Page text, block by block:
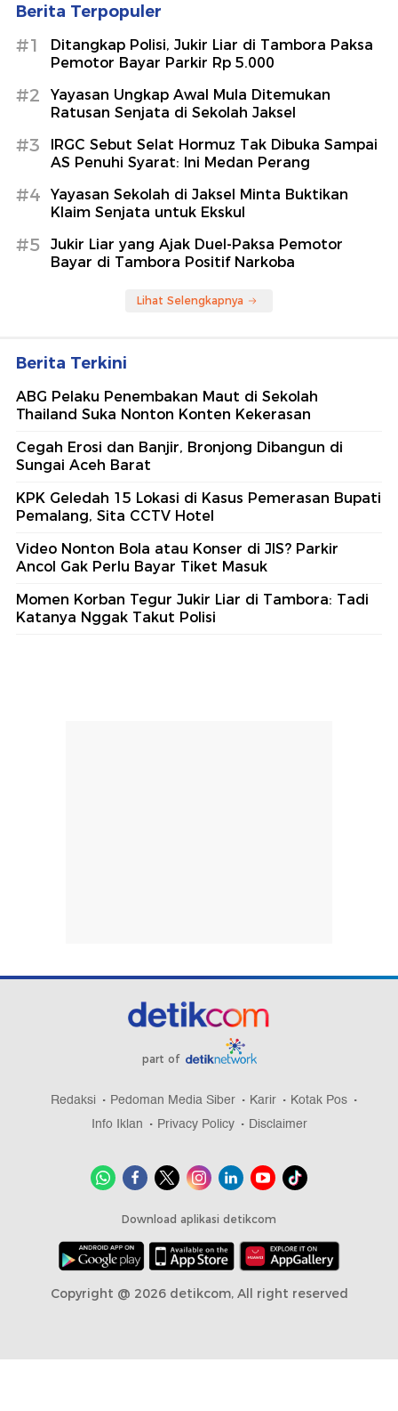
Berita Terpopuler
#1
Ditangkap Polisi, Jukir Liar di Tambora Paksa
Pemotor Bayar Parkir Rp 5.000
#2
Yayasan Ungkap Awal Mula Ditemukan
Ratusan Senjata di Sekolah Jaksel
#3
IRGC Sebut Selat Hormuz Tak Dibuka Sampai
AS Penuhi Syarat: Ini Medan Perang
#4
Yayasan Sekolah di Jaksel Minta Buktikan
Klaim Senjata untuk Ekskul
#5
Jukir Liar yang Ajak Duel-Paksa Pemotor
Bayar di Tambora Positif Narkoba
Lihat Selengkapnya
Berita Terkini
ABG Pelaku Penembakan Maut di Sekolah
Thailand Suka Nonton Konten Kekerasan
Cegah Erosi dan Banjir, Bronjong Dibangun di
Sungai Aceh Barat
KPK Geledah 15 Lokasi di Kasus Pemerasan Bupati
Pemalang, Sita CCTV Hotel
Video Nonton Bola atau Konser di JIS? Parkir
Ancol Gak Perlu Bayar Tiket Masuk
Momen Korban Tegur Jukir Liar di Tambora: Tadi
Katanya Nggak Takut Polisi
part of
Redaksi Pedoman Media Siber Karir
Kotak Pos
Info Iklan
Privacy Policy Disclaimer
Download aplikasi detikcom
Copyright @ 2026 detikcom, All right reserved